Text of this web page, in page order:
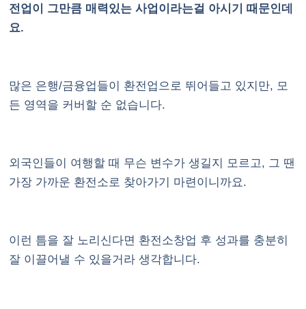
전업이 그만큼 매력있는 사업이라는걸 아시기 때문인데
요.
많은 은행/금융업들이 환전업으로 뛰어들고 있지만, 모
든 영역을 커버할 순 없습니다.
외국인들이 여행할 때 무슨 변수가 생길지 모르고, 그 땐
가장 가까운 환전소로 찾아가기 마련이니까요.
이런 틈을 잘 노리신다면 환전소창업 후 성과를 충분히
잘 이끌어낼 수 있을거라 생각합니다.